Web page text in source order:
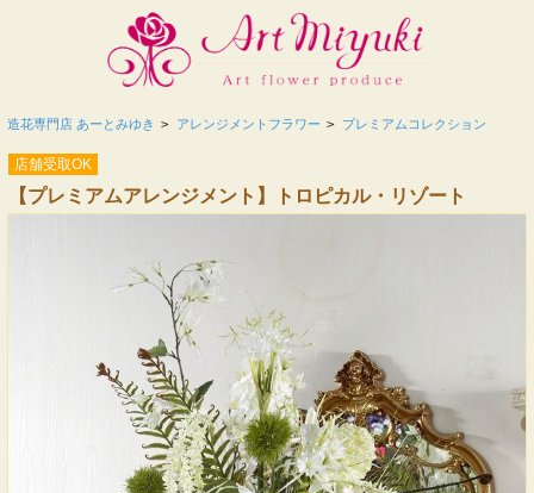
造花専門店 あーとみゆき > アレンジメントフラワー > プレミアムコレクション
店舗受取OK
【プレミアムアレンジメント】トロピカル・リゾート